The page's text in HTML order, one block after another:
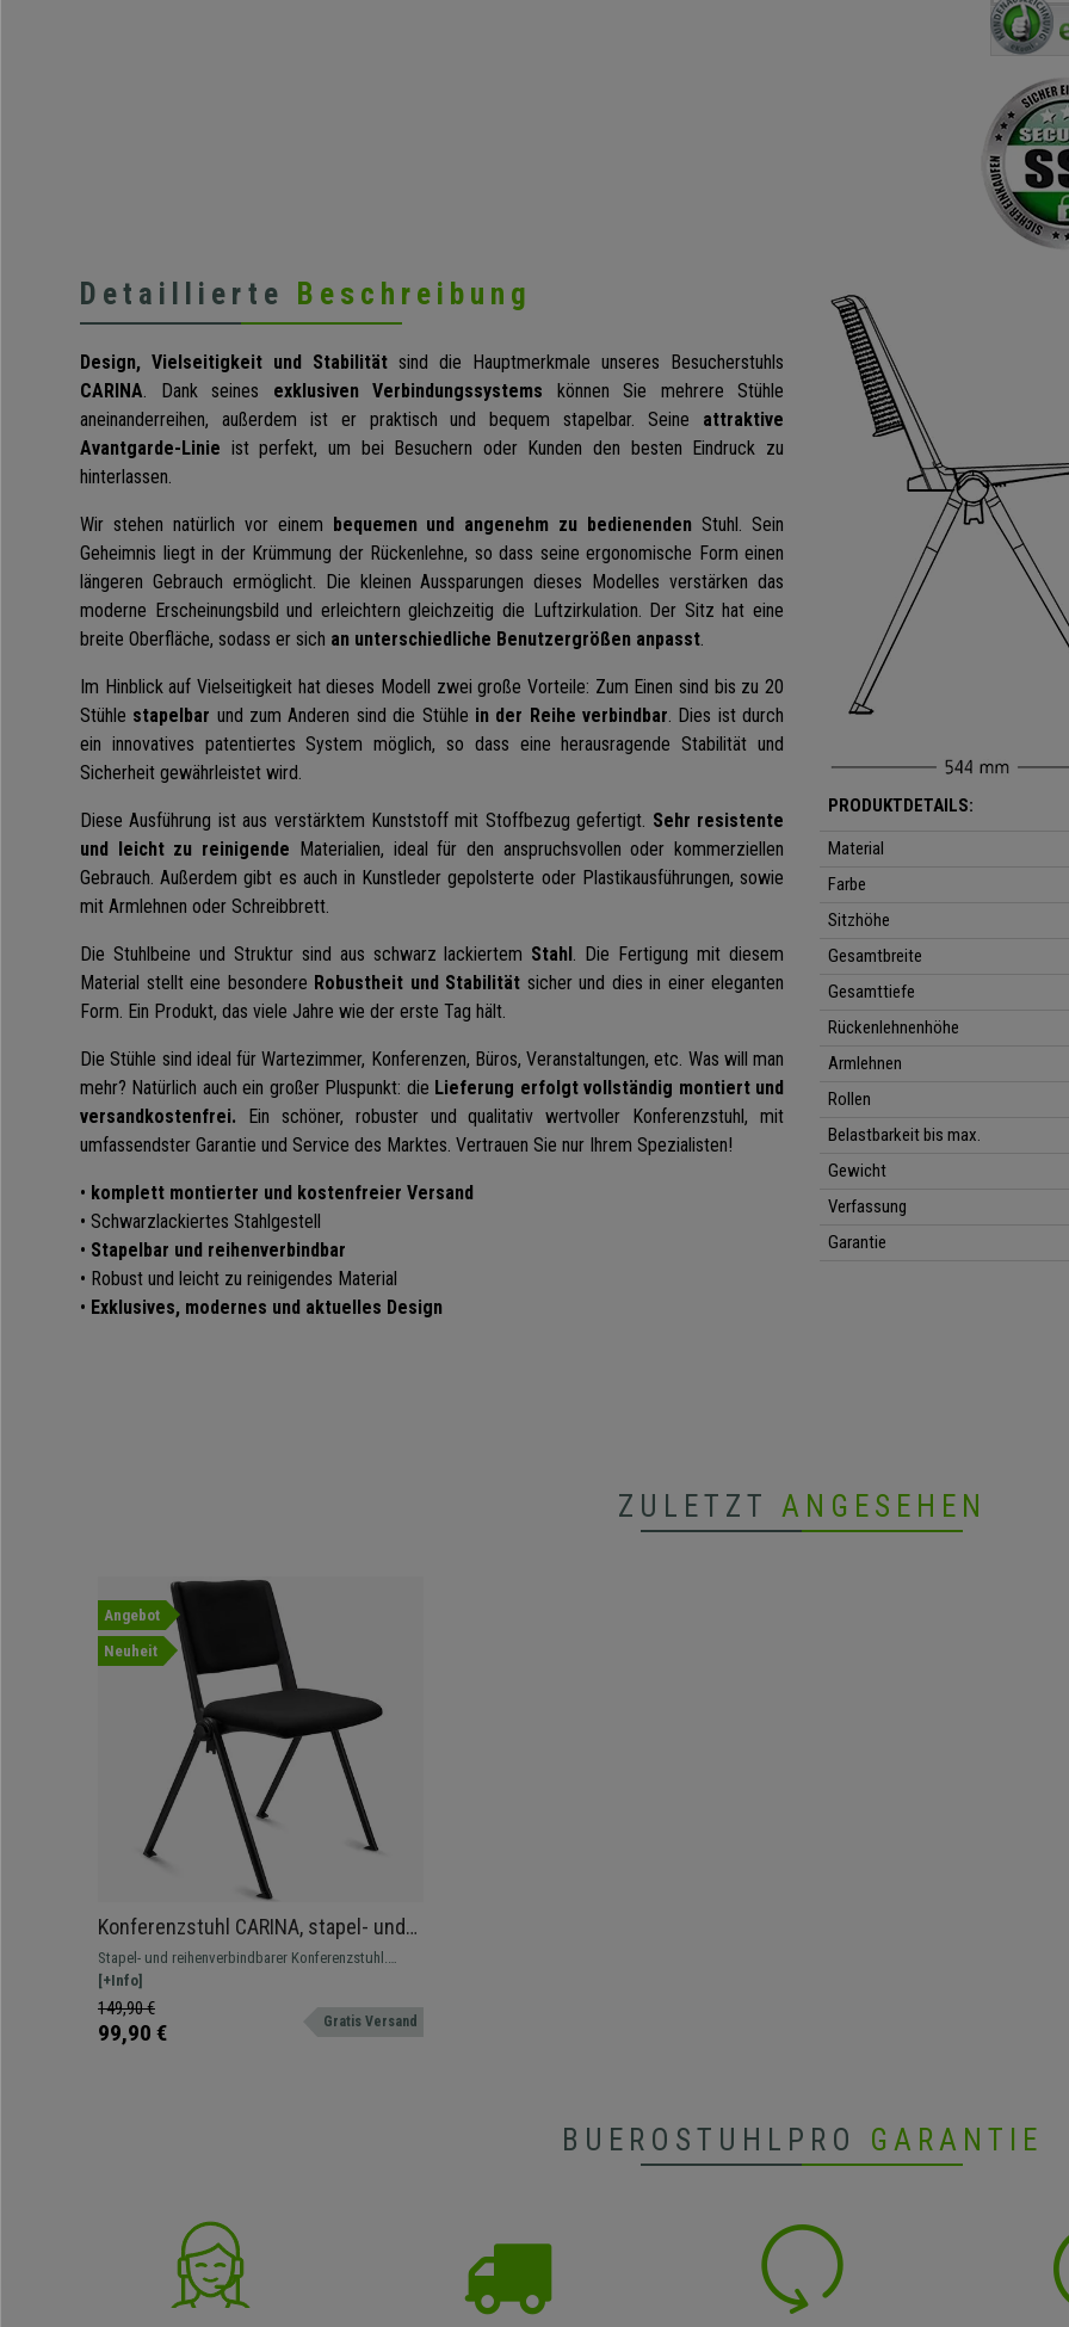
Detaillierte Beschreibung
Design, Vielseitigkeit und Stabilität sind die Hauptmerkmale unseres Besucherstuhls
CARINA. Dank seines exklusiven Verbindungssystems können Sie mehrere Stühle
aneinanderreihen, außerdem ist er praktisch und bequem stapelbar. Seine attraktive
Avantgarde-Linie ist perfekt, um bei Besuchern oder Kunden den besten Eindruck zu
hinterlassen.
Wir stehen natürlich vor einem bequemen und angenehm zu bedienenden Stuhl. Sein
Geheimnis liegt in der Krümmung der Rückenlehne, so dass seine ergonomische Form einen
längeren Gebrauch ermöglicht. Die kleinen Aussparungen dieses Modelles verstärken das
moderne Erscheinungsbild und erleichtern gleichzeitig die Luftzirkulation. Der Sitz hat eine
breite Oberfläche, sodass er sich an unterschiedliche Benutzergrößen anpasst.
Im Hinblick auf Vielseitigkeit hat dieses Modell zwei große Vorteile: Zum Einen sind bis zu 20
Stühle stapelbar und zum Anderen sind die Stühle in der Reihe verbindbar. Dies ist durch
ein innovatives patentiertes System möglich, so dass eine herausragende Stabilität und
Sicherheit gewährleistet wird.
Diese Ausführung ist aus verstärktem Kunststoff mit Stoffbezug gefertigt. Sehr resistente
und leicht zu reinigende Materialien, ideal für den anspruchsvollen oder kommerziellen
Gebrauch. Außerdem gibt es auch in Kunstleder gepolsterte oder Plastikausführungen, sowie
mit Armlehnen oder Schreibbrett.
Die Stuhlbeine und Struktur sind aus schwarz lackiertem Stahl. Die Fertigung mit diesem
Material stellt eine besondere Robustheit und Stabilität sicher und dies in einer eleganten
Form. Ein Produkt, das viele Jahre wie der erste Tag hält.
Die Stühle sind ideal für Wartezimmer, Konferenzen, Büros, Veranstaltungen, etc. Was will man
mehr? Natürlich auch ein großer Pluspunkt: die Lieferung erfolgt vollständig montiert und
versandkostenfrei. Ein schöner, robuster und qualitativ wertvoller Konferenzstuhl, mit
umfassendster Garantie und Service des Marktes. Vertrauen Sie nur Ihrem Spezialisten!
• komplett montierter und kostenfreier Versand
• Schwarzlackiertes Stahlgestell
• Stapelbar und reihenverbindbar
• Robust und leicht zu reinigendes Material
• Exklusives, modernes und aktuelles Design
PRODUKTDETAILS:
Material
Farbe
Sitzhöhe
Gesamtbreite
Gesamttiefe
Rückenlehnenhöhe
Armlehnen
Rollen
Belastbarkeit bis max.
Gewicht
Verfassung
Garantie
ZULETZT ANGESEHEN
Angebot
Neuheit
Konferenzstuhl CARINA, stapel- und
reihenverbindbar, schwarzes
Stahlgestell, Stoffbezug Farbe
Schwarz
Stapel- und reihenverbindbarer Konferenzstuhl.
Attraktives modernes Design, erhältlich auch
gepolstert, mit Schreibbrett und Armlehnen
[+Info]
149,90 €
99,90 € Gratis Versand
BUEROSTUHLPRO GARANTIE